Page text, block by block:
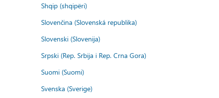
Shqip (shqipëri)
Slovenčina (Slovenská republika)
Slovenski (Slovenija)
Srpski (Rep. Srbija i Rep. Crna Gora)
Suomi (Suomi)
Svenska (Sverige)